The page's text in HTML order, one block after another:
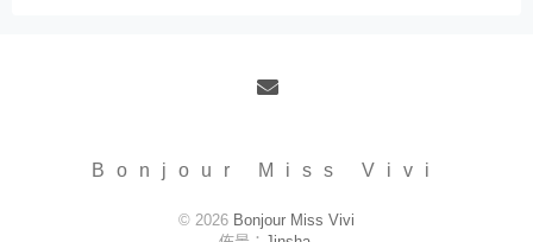
Bonjour Miss Vivi
© 2026 Bonjour Miss Vivi